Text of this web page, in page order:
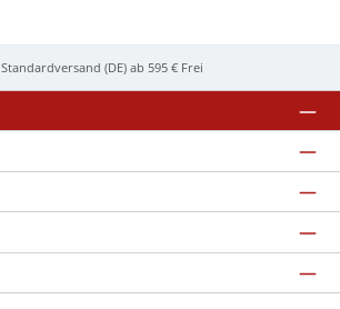
Standardversand (DE) ab 595 € Frei